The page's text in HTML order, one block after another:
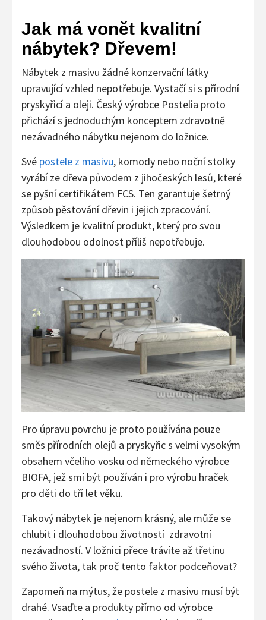
Jak má vonět kvalitní
nábytek? Dřevem!
Nábytek z masivu žádné konzervační látky
upravující vzhled nepotřebuje. Vystačí si s přírodní
pryskyřicí a oleji. Český výrobce Postelia proto
přichází s jednoduchým konceptem zdravotně
nezávadného nábytku nejenom do ložnice.
Své postele z masivu, komody nebo noční stolky
vyrábí ze dřeva původem z jihočeských lesů, které
se pyšní certifikátem FCS. Ten garantuje šetrný
způsob pěstování dřevin i jejich zpracování.
Výsledkem je kvalitní produkt, který pro svou
dlouhodobou odolnost příliš nepotřebuje.
Pro úpravu povrchu je proto používána pouze
směs přírodních olejů a pryskyřic s velmi vysokým
obsahem včelího vosku od německého výrobce
BIOFA, jež smí být používán i pro výrobu hraček
pro děti do tří let věku.
Takový nábytek je nejenom krásný, ale může se
chlubit i dlouhodobou životností zdravotní
nezávadností. V ložnici přece trávíte až třetinu
svého života, tak proč tento faktor podceňovat?
Zapomeň na mýtus, že postele z masivu musí být
drahé. Vsaďte a produkty přímo od výrobce